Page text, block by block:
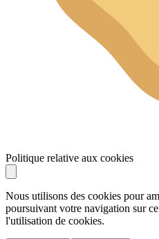
Politique relative aux cookies
Nous utilisons des cookies pour
poursuivant votre navigation sur
l'utilisation de cookies.